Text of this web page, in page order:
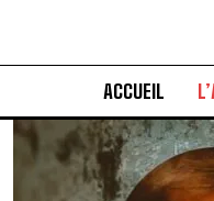
ACCUEIL